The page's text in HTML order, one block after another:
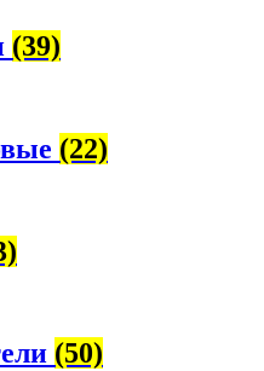
(39)
(22)
(50)